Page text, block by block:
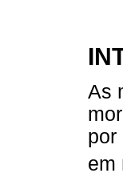
As
por
em